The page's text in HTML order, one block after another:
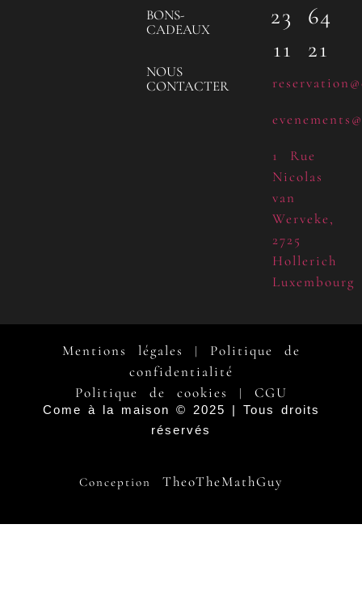
BONS-
CADEAUX
NOUS
CONTACTER
23 64
11 21
1 Rue
Nicolas
van
Werveke,
2725
Hollerich
Luxembourg
Mentions légales | Politique de
confidentialité
Politique de cookies
| CGU
Come à la maison © 2025 | Tous droits
réservés
Conception TheoTheMathGuy